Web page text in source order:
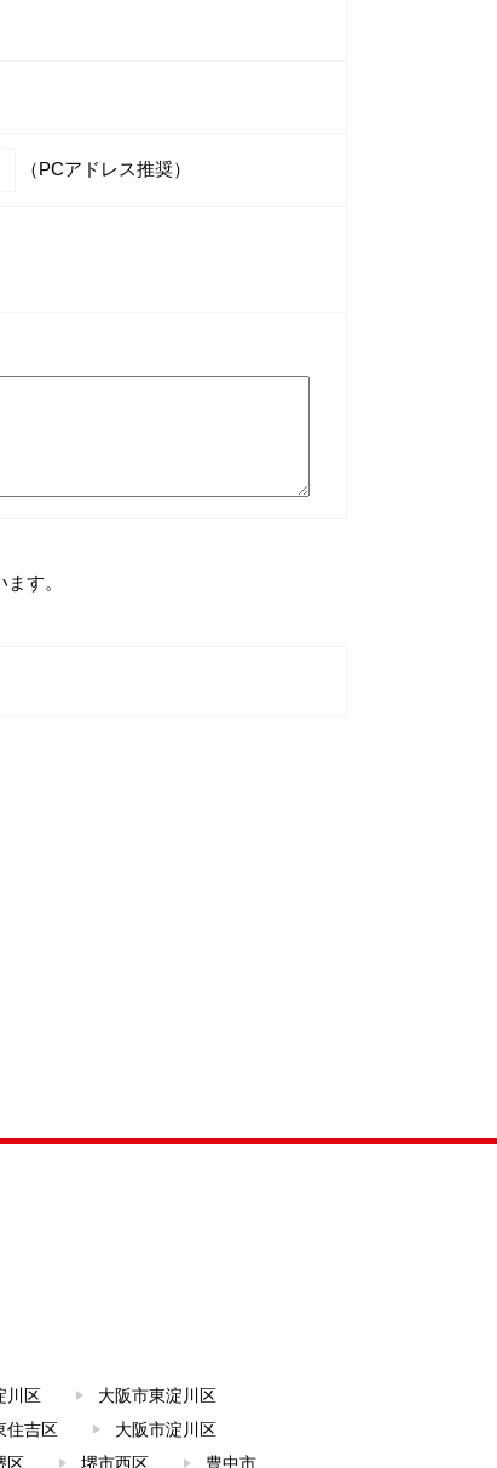
（PCアドレス推奨）
す。
川区
大阪市東淀川区
住吉区
大阪市淀川区
区 堺市西区 豊中市